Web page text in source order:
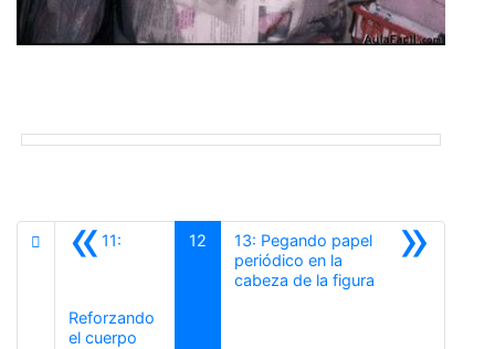
«11:
Reforzando
el cuerpo
12 »
13: Pegando papel
periódico en la
cabeza de la figuraSiguiente